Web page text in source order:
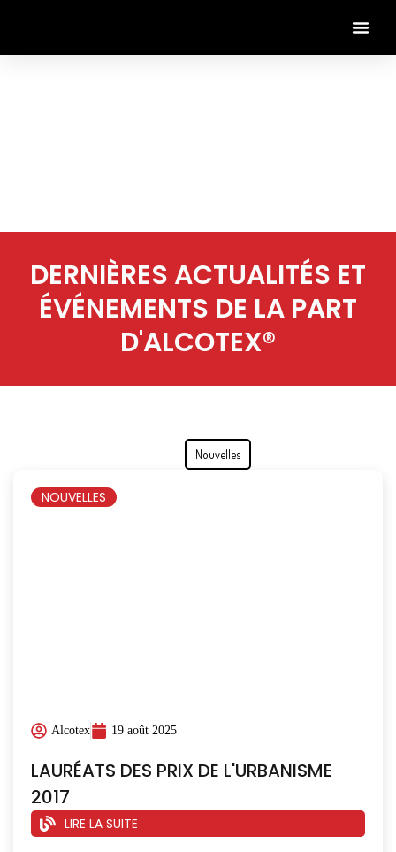
DERNIÈRES ACTUALITÉS ET
ÉVÉNEMENTS DE LA PART
D'ALCOTEX®
Nouvelles
NOUVELLES
Alcotex 19 août 2025
LAURÉATS DES PRIX DE L'URBANISME
2017
LIRE LA SUITE